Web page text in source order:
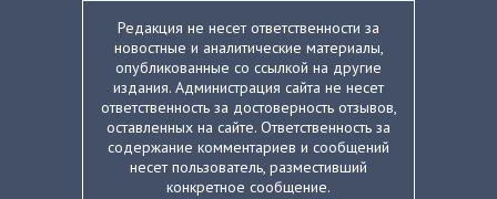
Редакция не несет ответственности за
новостные и аналитические материалы,
опубликованные со ссылкой на другие
издания. Администрация сайта не несет
ответственность за достоверность отзывов,
оставленных на сайте. Ответственность за
содержание комментариев и сообщений
несет пользователь, разместивший
конкретное сообщение.